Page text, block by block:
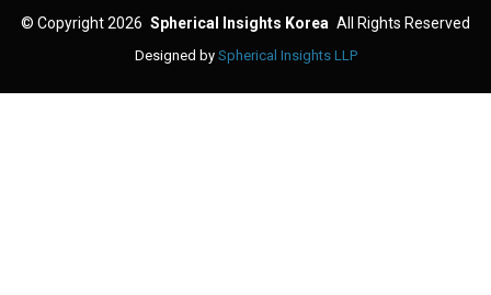
© Copyright 2026 Spherical Insights Korea All Rights Reserved
Designed by Spherical Insights LLP